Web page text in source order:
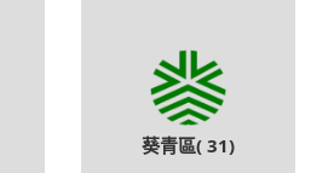
葵青區( 31)